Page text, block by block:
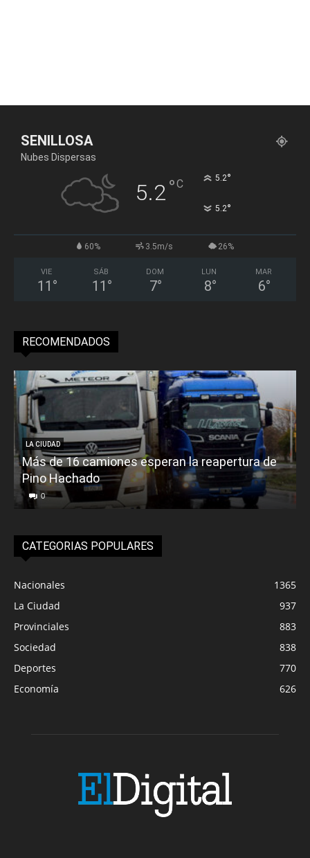
SENILLOSA
Nubes Dispersas
5.2°C 5.2°
5.2°
60% 3.5m/s 26%
VIE
11 °
SÁB
11 °
DOM
7°
LUN
8°
MAR
6°
RECOMENDADOS
LA CIUDAD
Más de 16 camiones esperan la reapertura de
Pino Hachado
0
CATEGORIAS POPULARES
Nacionales
1365
La Ciudad
937
Provinciales
883
Sociedad
838
Deportes
770
Economía
626